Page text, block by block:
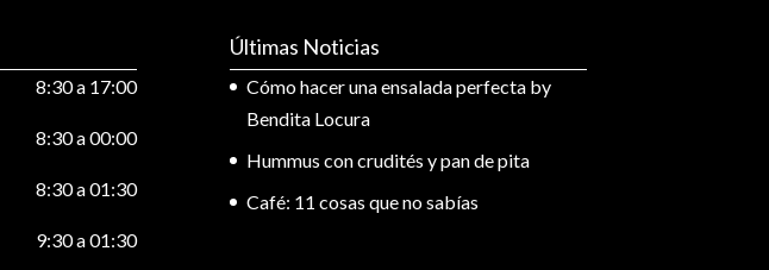
8:30 a 17:00
8:30 a 00:00
8:30 a 01:30
9:30 a 01:30
Últimas Noticias
Cómo hacer una ensalada perfecta by
Bendita Locura
Hummus con crudités y pan de pita
Café: 11 cosas que no sabías